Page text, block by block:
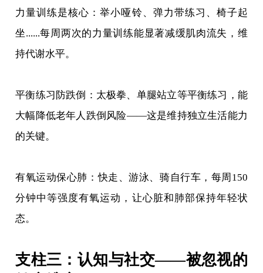
力量训练是核心：举小哑铃、弹力带练习、椅子起
坐......每周两次的力量训练能显著减缓肌肉流失，维
持代谢水平。
平衡练习防跌倒：太极拳、单腿站立等平衡练习，能
大幅降低老年人跌倒风险——这是维持独立生活能力
的关键。
有氧运动保心肺：快走、游泳、骑自行车，每周150
分钟中等强度有氧运动，让心脏和肺部保持年轻状
态。
支柱三：认知与社交——被忽视的